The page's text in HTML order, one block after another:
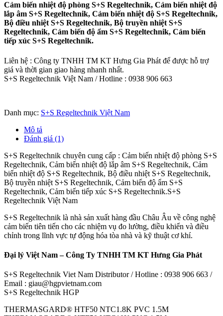
Cảm biến nhiệt độ phòng S+S Regeltechnik, Cảm biến nhiệt độ
lắp âm S+S Regeltechnik, Cảm biến nhiệt độ S+S Regeltechnik,
Bộ điều nhiệt S+S Regeltechnik, Bộ truyền nhiệt S+S
Regeltechnik, Cảm biến độ ẩm S+S Regeltechnik, Cảm biến
tiếp xúc S+S Regeltechnik.
Liên hệ : Công ty TNHH TM KT Hưng Gia Phát để được hỗ trợ
giá và thời gian giao hàng nhanh nhất.
S+S Regeltechnik Việt Nam / Hotline : 0938 906 663
Danh mục: S+S Regeltechnik Việt Nam
Mô tả
Đánh giá (1)
S+S Regeltechnik chuyên cung cấp : Cảm biến nhiệt độ phòng S+S
Regeltechnik, Cảm biến nhiệt độ lắp âm S+S Regeltechnik, Cảm
biến nhiệt độ S+S Regeltechnik, Bộ điều nhiệt S+S Regeltechnik,
Bộ truyền nhiệt S+S Regeltechnik, Cảm biến độ ẩm S+S
Regeltechnik, Cảm biến tiếp xúc S+S Regeltechnik.S+S
Regeltechnik Việt Nam
S+S Regeltechnik là nhà sản xuất hàng đầu Châu Âu về công nghệ
cảm biến tiên tiến cho các nhiệm vụ đo lường, điều khiển và điều
chỉnh trong lĩnh vực tự động hóa tòa nhà và kỹ thuật cơ khí.
Đại lý Việt Nam – Công Ty TNHH TM KT Hưng Gia Phát
S+S Regeltechnik Viet Nam Distributor / Hotline : 0938 906 663 /
Email : giau@hgpvietnam.com
S+S Regeltechnik HGP
THERMASGARD® HTF50 NTC1.8K PVC 1.5M